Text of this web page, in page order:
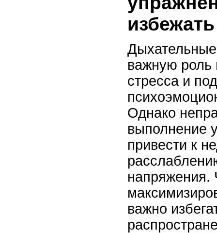
избежать
Дыхательные
важную роль
стресса и
Однако
выполнение
привести к
напряжения.
важно